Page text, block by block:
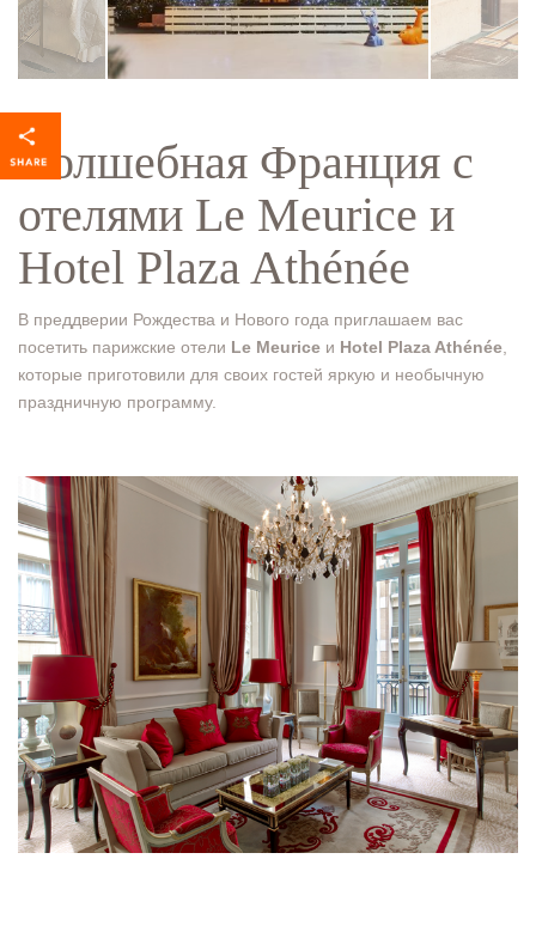
Волшебная Франция с
отелями Le Meurice и
Hotel Plaza Athénée
В преддверии Рождества и Нового года приглашаем вас
посетить парижские отели Le Meurice и Hotel Plaza Athénée
которые приготовили для своих гостей яркую и необычную
праздничную программу.